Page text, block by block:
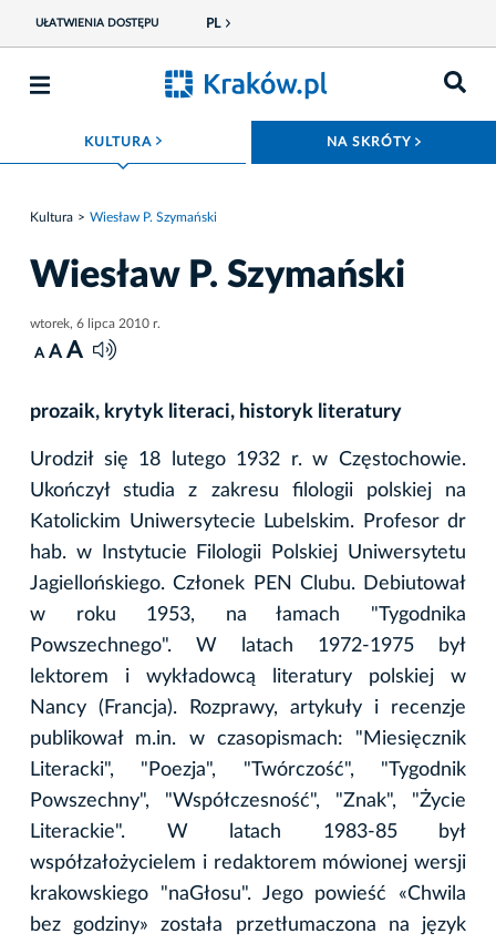
UŁATWIENIA DOSTĘPU PL
KULTURA ROZWIŃ MENU NA SKRÓTY
Kultura Wiesław P. Szymański
Wiesław P. Szymański
wtorek, 6 lipca 2010 r.
A A A
prozaik, krytyk literaci, historyk literatury
Urodził się 18 lutego 1932 r. w Częstochowie.
Ukończył studia z zakresu filologii polskiej na
Katolickim Uniwersytecie Lubelskim. Profesor dr
hab. w Instytucie Filologii Polskiej Uniwersytetu
Jagiellońskiego. Członek PEN Clubu. Debiutował
w roku 1953, na łamach "Tygodnika
Powszechnego". W latach 1972-1975 był
lektorem i wykładowcą literatury polskiej w
Nancy (Francja). Rozprawy, artykuły i recenzje
publikował m.in. w czasopismach: "Miesięcznik
Literacki", "Poezja", "Twórczość", "Tygodnik
Powszechny", "Współczesność", "Znak", "Życie
Literackie". W latach 1983-85 był
współzałożycielem i redaktorem mówionej wersji
krakowskiego "naGłosu". Jego powieść «Chwila
bez godziny» została przetłumaczona na język